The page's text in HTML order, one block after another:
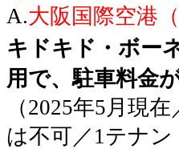
A.大阪国際空港
キドキド・ボー
用で、駐車料金
（2025年5月現
は不可／1テナ